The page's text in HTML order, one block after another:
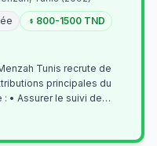
800-1500 TND
Tunis recrute de
principales du
• Assurer le suivi de